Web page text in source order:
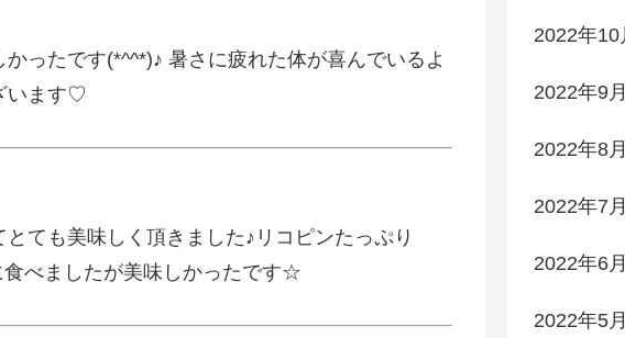
ったです(*^^*)♪ 暑さに疲れた体が喜んでいるよ
います♡
ても美味しく頂きました♪リコピンたっぷり
べましたが美味しかったです☆
2022年10
2022年9月
2022年8月
2022年7月
2022年6月
2022年5月